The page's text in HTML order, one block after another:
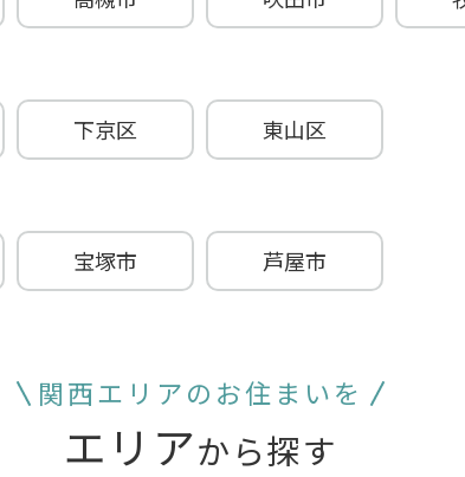
下京区 東山区
宝塚市 芦屋市
関西エリアのお住まいを
エリアから探す